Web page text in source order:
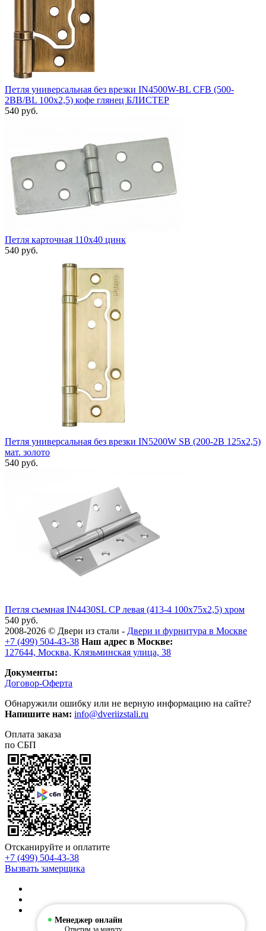
Петля универсальная без врезки IN4500W-BL CFB (500-
2BB/BL 100x2,5) кофе глянец БЛИСТЕР
540 руб.
Петля карточная 110x40 цинк
540 руб.
Петля универсальная без врезки IN5200W SB (200-2B 125x2,5)
мат. золото
540 руб.
Петля съемная IN4430SL CP левая (413-4 100x75x2,5) хром
540 руб.
2008-2026 © Двери из стали - Двери и фурнитура в Москве
+7 (499) 504-43-38 Наш адрес в Москве:
127644, Москва, Клязьминская улица, 38
Документы:
Договор-Оферта
Обнаружили ошибку или не верную информацию на сайте?
Напишите нам: info@dveriizstali.ru
Оплата заказа
по СБП
Отсканируйте и оплатите
+7 (499) 504-43-38
Вызвать замерщика
Менеджер онлайн
Ответим за минуту